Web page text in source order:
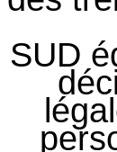
SUD